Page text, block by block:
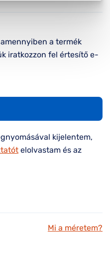
a termék
iratkozzon fel értesítő e-
kijelentem,
elolvastam és az
Mi a méretem?